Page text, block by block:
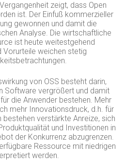
zeigt, dass Open
ist. Der Einfuß kommerzieller
gewonnen und damit die
Analyse. Die wirtschaftliche
ist heute weitestgehend
Vorurteile weichen stetig
von OSS besteht darin,
Software vergrößert und damit
die Anwender bestehen. Mehr
mehr Innovationsdruck, d.h. für
verstärkte Anreize, sich
und Investitionen in
der Konkurrenz abzugrenzen.
Ressource mit niedrigen
werden.